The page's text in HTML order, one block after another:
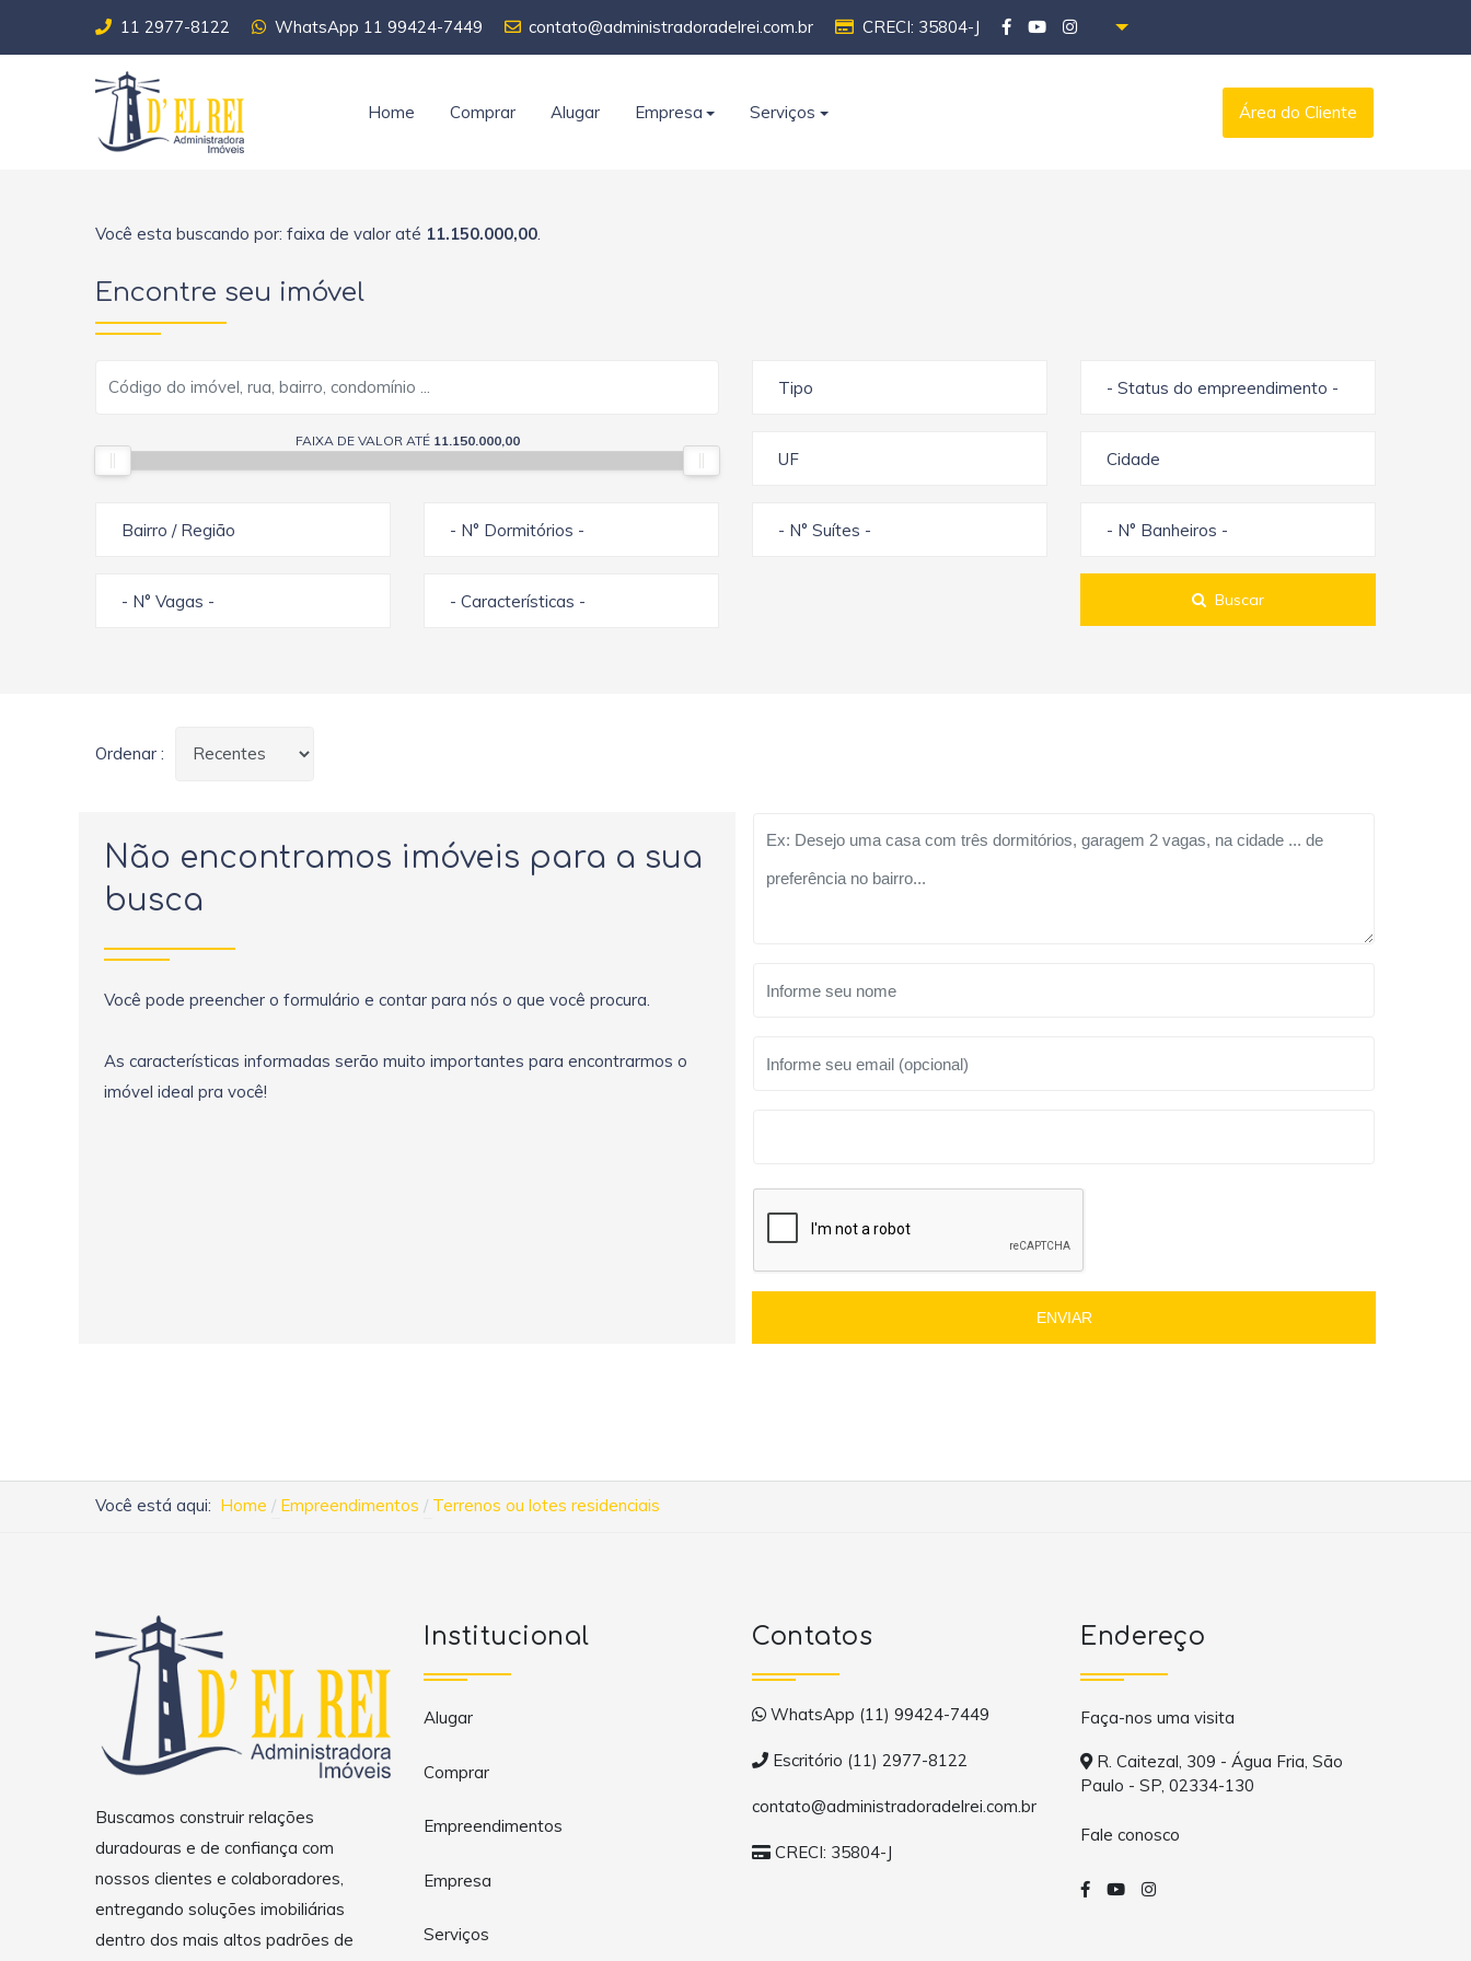
11 2977-8122 WhatsApp 11 99424-7449 contato@administradoradelrei.com.br CRECI: 35804-J
Home Comprar Alugar Empresa Serviços Área do Cliente
Você esta buscando por: faixa de valor até 11.150.000,00.
Encontre seu imóvel
Tipo - Status do empreendimento -
FAIXA DE VALOR ATÉ 11.150.000,00
UF Cidade
Bairro / Região - N° Dormitórios - - N° Suítes - - N° Banheiros -
- N° Vagas - - Características - Buscar
Ordenar :
Não encontramos imóveis para a sua
busca
Você pode preencher o formulário e contar para nós o que você procura.
As características informadas serão muito importantes para encontrarmos o
imóvel ideal pra você!
ENVIAR
Você está aqui: Home Empreendimentos Terrenos ou lotes residenciais
Buscamos construir relações
duradouras e de confiança com
nossos clientes e colaboradores,
entregando soluções imobiliárias
dentro dos mais altos padrões de
Institucional
Alugar
Comprar
Empreendimentos
Empresa
Serviços
Contatos
WhatsApp (11) 99424-7449
Escritório (11) 2977-8122
contato@administradoradelrei.com.br
CRECI: 35804-J
Endereço
Faça-nos uma visita
R. Caitezal, 309 - Água Fria, São
Paulo - SP, 02334-130
Fale conosco